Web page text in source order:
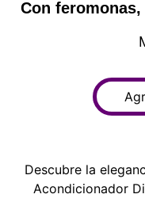
Con
Descubre la
Acondicionador